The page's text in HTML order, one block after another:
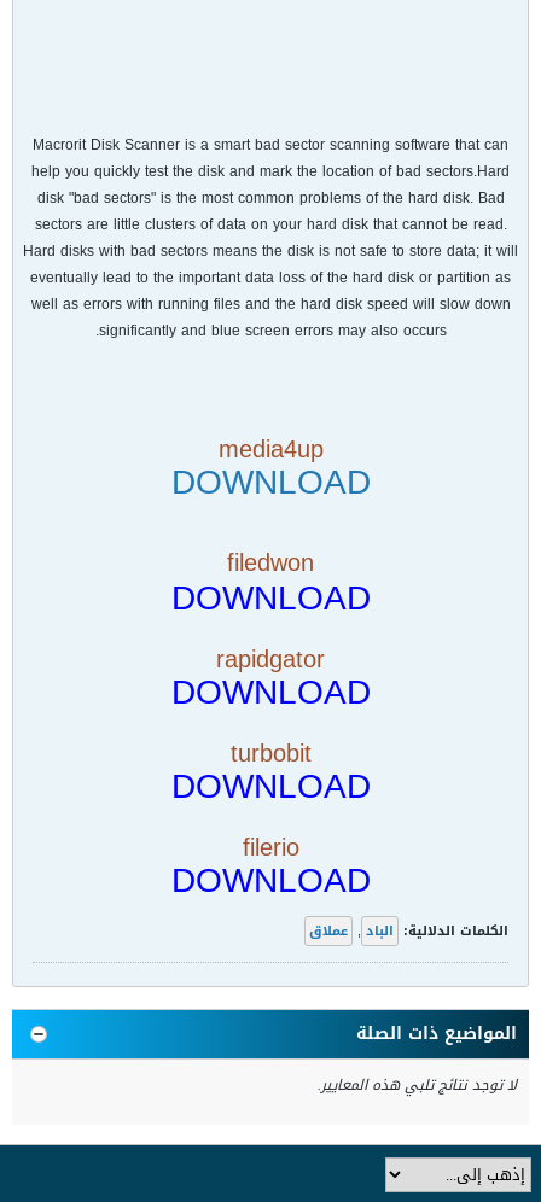
Macrorit Disk Scanner is a smart bad sector scanning software that can
help you quickly test the disk and mark the location of bad sectors.Hard
disk "bad sectors" is the most common problems of the hard disk. Bad
sectors are little clusters of data on your hard disk that cannot be read.
Hard disks with bad sectors means the disk is not safe to store data; it will
eventually lead to the important data loss of the hard disk or partition as
well as errors with running files and the hard disk speed will slow down
significantly and blue screen errors may also occurs.
media4up
DOWNLOAD
filedwon
DOWNLOAD
rapidgator
DOWNLOAD
turbobit
DOWNLOAD
filerio
DOWNLOAD
الكلمات الدلالية: الباد , عملاق
المواضيع ذات الصلة
لا توجد نتائج تلبي هذه المعايير.